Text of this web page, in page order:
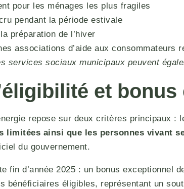
pour les ménages les plus fragiles
pendant la période estivale
préparation de l’hiver
associations d’aide aux
services sociaux municipaux peuvent
et
repose sur deux critères principaux
limitées ainsi que les personnes vivant
du gouvernement.
fin d’année 2025 : un bonus
bénéficiaires éligibles, représentant un